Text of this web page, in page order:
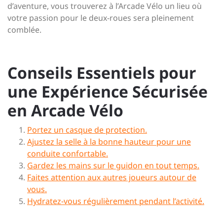
d’aventure, vous trouverez à l’Arcade Vélo un lieu où
votre passion pour le deux-roues sera pleinement
comblée.
Conseils Essentiels pour
une Expérience Sécurisée
en Arcade Vélo
Portez un casque de protection.
Ajustez la selle à la bonne hauteur pour une
conduite confortable.
Gardez les mains sur le guidon en tout temps.
Faites attention aux autres joueurs autour de
vous.
Hydratez-vous régulièrement pendant l’activité.